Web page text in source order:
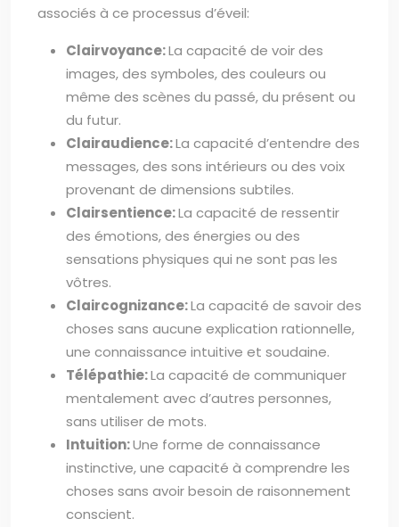
associés à ce processus d’éveil:
Clairvoyance:La capacité de voir des
images, des symboles, des couleurs ou
même des scènes du passé, du présent ou
du futur.
Clairaudience:La capacité d’entendre des
messages, des sons intérieurs ou des voix
provenant de dimensions subtiles.
Clairsentience:La capacité de ressentir
des émotions, des énergies ou des
sensations physiques qui ne sont pas les
vôtres.
Claircognizance:La capacité de savoir des
choses sans aucune explication rationnelle,
une connaissance intuitive et soudaine.
Télépathie:La capacité de communiquer
mentalement avec d’autres personnes,
sans utiliser de mots.
Intuition:Une forme de connaissance
instinctive, une capacité à comprendre les
choses sans avoir besoin de raisonnement
conscient.